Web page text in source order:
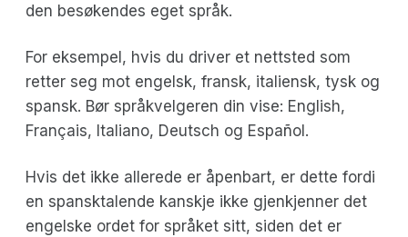
den besøkendes eget språk.
For eksempel, hvis du driver et nettsted som
retter seg mot engelsk, fransk, italiensk, tysk og
spansk. Bør språkvelgeren din vise: English,
Français, Italiano, Deutsch og Español.
Hvis det ikke allerede er åpenbart, er dette fordi
en spansktalende kanskje ikke gjenkjenner det
engelske ordet for språket sitt, siden det er